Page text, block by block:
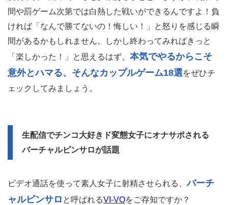
間や罰ゲーム次第では白熱した戦いができるんですよ！負
ければ「なんで勝てないの！悔しい！」と怒りを感じる瞬
間があるかもしれません。しかし終わってみればきっと
「楽しかった！」と思えるはず。 本気でやるからこそ
意外とハマる、そんなカップルゲーム18選をぜひチ
ェックしてみましょう。
生配信でチンコ大好きド変態女子にオナサポされる
バーチャルピンサロが話題
ビデオ通話を使って素人女子に射精させられる、バーチ
ャルピンサロ と呼ばれるVI-VOをご存知ですか？